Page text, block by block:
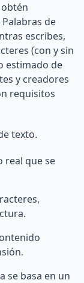
de
escribes,
(con y sin
estimado de
y creadores
requisitos
texto.
real que se
se basa en un